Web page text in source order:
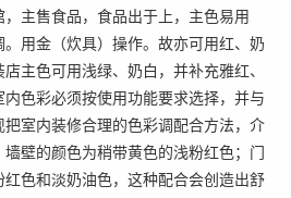
主售食品，食品出于上，主色易用
用金（炊具）操作。故亦可用红、奶
主色可用浅绿、奶白，并补充雅红、
色彩必须按使用功能要求选择，并与
室内装修合理的色彩调配合方法，介
壁的颜色为稍带黄色的浅粉红色；门
色和淡奶油色，这种配合会创造出舒